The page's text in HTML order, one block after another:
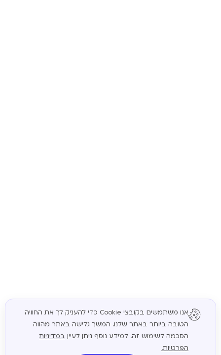
המשך
אנו משתמשים בקובצי Cookie כדי להעניק לך את החוויה
הטובה ביותר באתר שלנו. המשך גלישה באתר מהווה
הסכמה לשימוש זה. למידע נוסף ניתן לעיין במדיניות
הפרטיות.